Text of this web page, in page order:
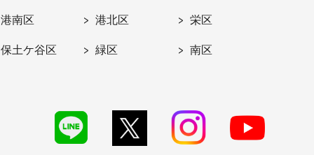
港南区 港北区 栄区
保土ケ谷区 緑区 南区